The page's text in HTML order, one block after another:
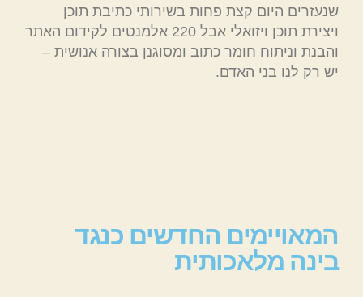
שנעזרים היום קצת פחות בשירותי כתיבת תוכן
ויצירת תוכן ויזואלי אבל 220 אלמנטים לקידום האתר
והבנת וניתוח חומר כתוב ומסוגנן בצורה אנושית –
יש רק לנו בני האדם.
המאויימים החדשים כנגד
בינה מלאכותית